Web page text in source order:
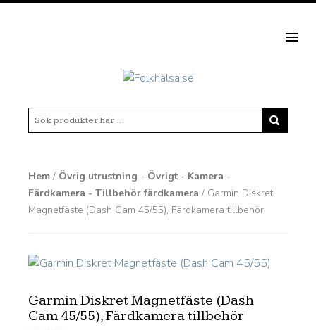
Hem / Övrig utrustning - Övrigt - Kamera -
Färdkamera - Tillbehör färdkamera / Garmin Diskret
Magnetfäste (Dash Cam 45/55), Färdkamera tillbehör
Garmin Diskret Magnetfäste (Dash
Cam 45/55), Färdkamera tillbehör